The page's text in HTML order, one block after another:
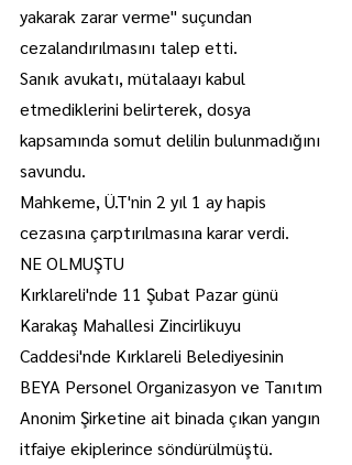
yakarak zarar verme" suçundan
cezalandırılmasını talep etti.
Sanık avukatı, mütalaayı kabul
etmediklerini belirterek, dosya
kapsamında somut delilin bulunmadığını
savundu.
Mahkeme, Ü.T'nin 2 yıl 1 ay hapis
cezasına çarptırılmasına karar verdi.
NE OLMUŞTU
Kırklareli'nde 11 Şubat Pazar günü
Karakaş Mahallesi Zincirlikuyu
Caddesi'nde Kırklareli Belediyesinin
BEYA Personel Organizasyon ve Tanıtım
Anonim Şirketine ait binada çıkan yangın
itfaiye ekiplerince söndürülmüştü.